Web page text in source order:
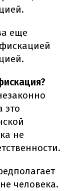
еще
это
не
человека.